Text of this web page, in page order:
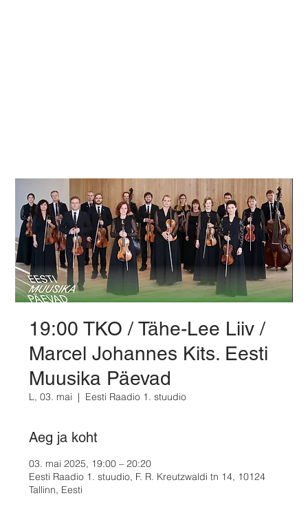
19:00 TKO / Tähe-Lee Liiv /
Marcel Johannes Kits. Eesti
Muusika Päevad
L, 03. mai
  |
Eesti Raadio 1. stuudio
Aeg ja koht
03. mai 2025, 19:00 – 20:20
Eesti Raadio 1. stuudio, F. R. Kreutzwaldi tn 14, 10124
Tallinn, Eesti